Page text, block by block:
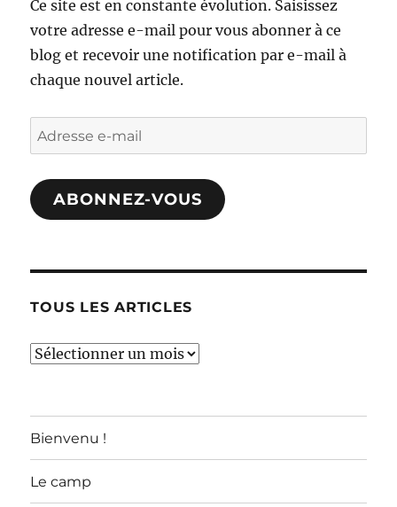
Ce site est en constante évolution. Saisissez
votre adresse e-mail pour vous abonner à ce
blog et recevoir une notification par e-mail à
chaque nouvel article.
Adresse
e-
mail
ABONNEZ-VOUS
TOUS LES ARTICLES
TOUS
Bienvenu !
Le camp